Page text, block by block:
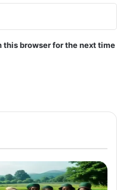
this browser for the next time